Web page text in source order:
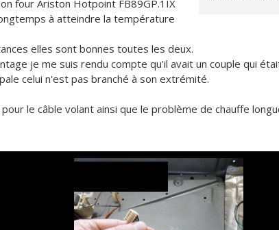
four Ariston Hotpoint FB89GP.1IX
à atteindre la température
elles sont bonnes toutes les deux.
je me suis rendu compte qu'il avait un couple qui
celui n'est pas branché à son extrémité.
le câble volant ainsi que le problème de chauffe